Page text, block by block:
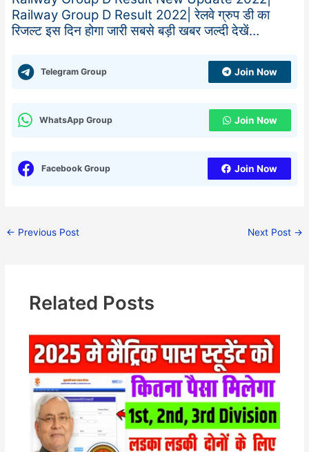
Railway Group D Result 2022| रेलवे ग्रुप डी का
रिजल्ट इस दिन होगा जारी सबसे बड़ी खबर जल्दी देखें…
Telegram Group Join Now
WhatsApp Group Join Now
Facebook Group Join Now
← Previous Post Next Post →
Related Posts